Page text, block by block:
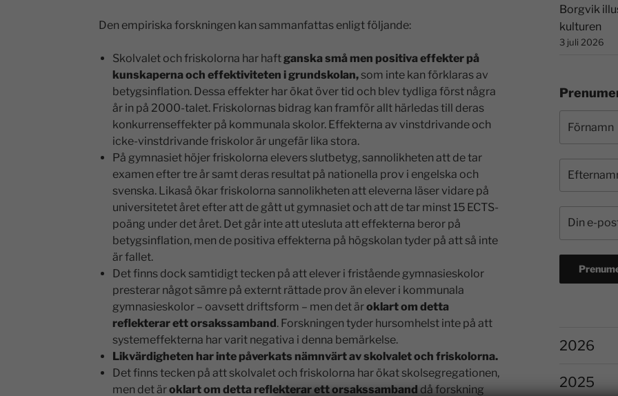
Den empiriska forskningen kan sammanfattas enligt följande:
Skolvalet och friskolorna har haft ganska små men positiva effekter på
kunskaperna och effektiviteten i grundskolan,som inte kan förklaras av
betygsinflation. Dessa effekter har ökat över tid och blev tydliga först några
år in på 2000-talet. Friskolornas bidrag kan framför allt härledas till deras
konkurrenseffekter på kommunala skolor. Effekterna av vinstdrivande och
icke-vinstdrivande friskolor är ungefär lika stora.
På gymnasiet höjer friskolorna elevers slutbetyg, sannolikheten att de tar
examen efter tre år samt deras resultat på nationella prov i engelska och
svenska. Likaså ökar friskolorna sannolikheten att eleverna läser vidare på
universitetet året efter att de gått ut gymnasiet och att de tar minst 15 ECTS-
poäng under det året. Det går inte att utesluta att effekterna beror på
betygsinflation, men de positiva effekterna på högskolan tyder på att så inte
är fallet.
Det finns dock samtidigt tecken på att elever i fristående gymnasieskolor
presterar något sämre på externt rättade prov än elever i kommunala
gymnasieskolor – oavsett driftsform – men det äroklart om detta
reflekterar ett orsakssamband . Forskningen tyder hursomhelst inte på att
systemeffekterna har varit negativa i denna bemärkelse.
Likvärdigheten har inte påverkats nämnvärt av skolvalet och friskolorna.
Det finns tecken på att skolvalet och friskolorna har ökat skolsegregationen,
men det äroklart om detta reflekterar ett orsakssamband då forskning
Borgvik
kulturen
3 juli 2026
2026
2025